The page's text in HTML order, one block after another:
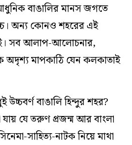
বাঙালির মানস জগতে
অন্য কোনও শহরের এই
সব আলাপ-আলোচনার,
অদৃশ্য মাপকাঠি যেন কলকাতাই
বাঙালি হিন্দুর শহর?
যে তরুণ প্রজন্ম আর বাংলা
সাহিত্য-নাটক নিয়ে মাথা